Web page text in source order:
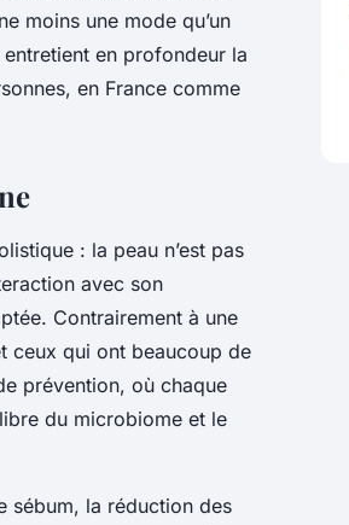
moins une mode qu’un
en profondeur la
en France comme
: la peau n’est pas
avec son
Contrairement à une
ceux qui ont beaucoup de
prévention, où chaque
du microbiome et le
sébum, la réduction des